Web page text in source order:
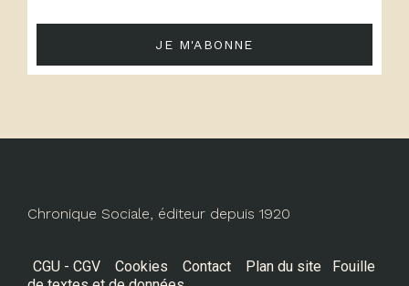
JE M'ABONNE
Chronique Sociale, éditeur depuis 1920
CGU - CGV Cookies Contact Plan du site
Fouille